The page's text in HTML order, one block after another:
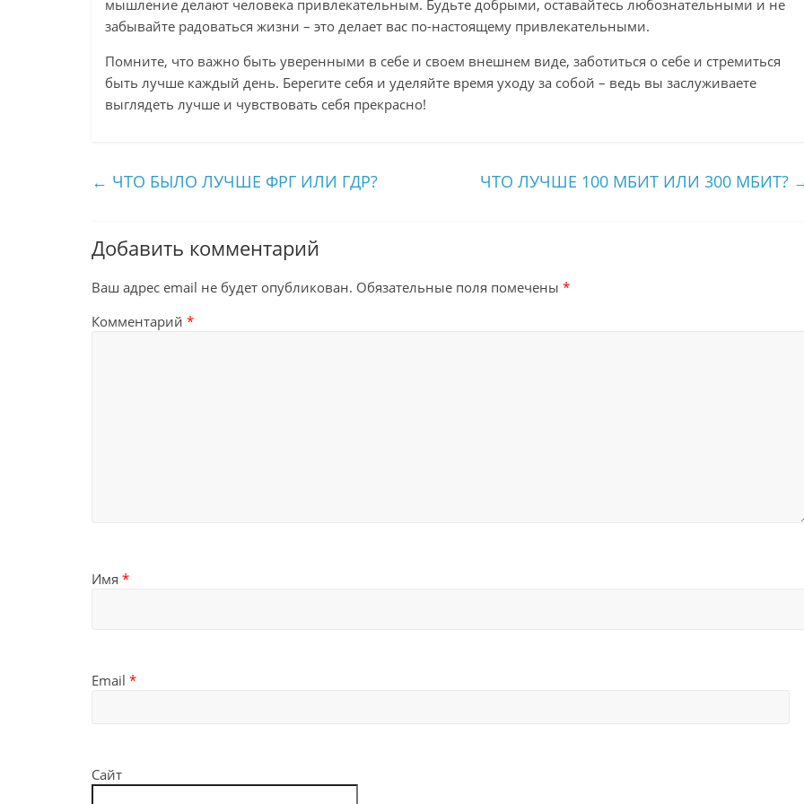
мышление делают человека привлекательным. Будьте добрыми, оставайтесь любознательными и не
забывайте радоваться жизни – это делает вас по-настоящему привлекательными.
Помните, что важно быть уверенными в себе и своем внешнем виде, заботиться о себе и стремиться
быть лучше каждый день. Берегите себя и уделяйте время уходу за собой – ведь вы заслуживаете
выглядеть лучше и чувствовать себя прекрасно!
← ЧТО БЫЛО ЛУЧШЕ ФРГ ИЛИ ГДР? ЧТО ЛУЧШЕ 100 МБИТ ИЛИ 300 МБИТ?
Добавить комментарий
Ваш адрес email не будет опубликован. Обязательные поля помечены *
Комментарий *
Имя *
Email *
Сайт